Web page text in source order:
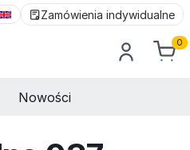
Zamówienia indywidualne
0
Nowości